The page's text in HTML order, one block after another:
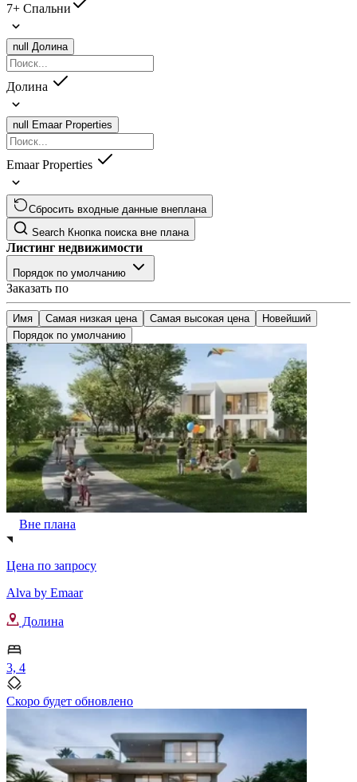
7+ Спальни
null Долина
Долина
null Emaar Properties
Emaar Properties
Сбросить входные данные внеплана
Search Кнопка поиска вне плана
Листинг недвижимости
Порядок по умолчанию
Заказать по
Имя Самая низкая цена Самая высокая цена
Новейший
Порядок по умолчанию
Вне плана
Цена по запросу
Alva by Emaar
Долина
3, 4
Скоро будет обновлено